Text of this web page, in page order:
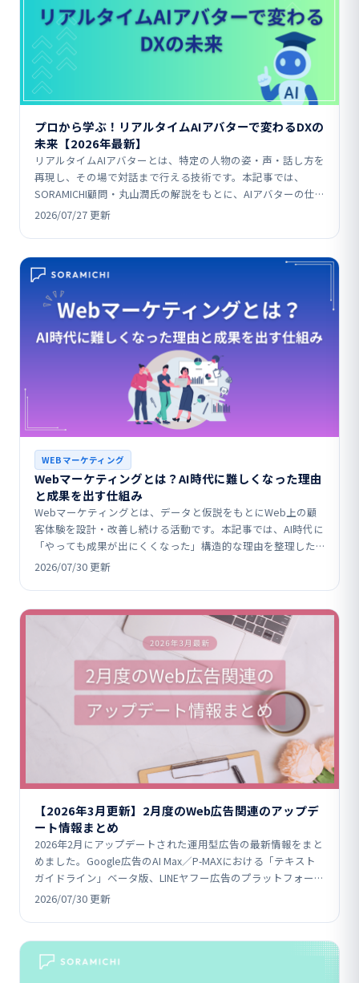
プロから学ぶ！リアルタイムAIアバターで変わるDXの
未来【2026年最新】
リアルタイムAIアバターとは、特定の人物の姿・声・話し方を
再現し、その場で対話まで行える技術です。本記事では、
SORAMICHI顧問・丸山潤氏の解説をもとに、AIアバターの仕
組みや、メディア・公共インフラ・企業研修などの…
2026/07/27 更新
WEBマーケティング
Webマーケティングとは？AI時代に難しくなった理由
と成果を出す仕組み
Webマーケティングとは、データと仮説をもとにWeb上の顧
客体験を設計・改善し続ける活動です。本記事では、AI時代に
「やっても成果が出にくくなった」構造的な理由を整理した
うえで、SEO・広告・SNSなど代表的施策の役割や…
2026/07/30 更新
【2026年3月更新】2月度のWeb広告関連のアップデ
ート情報まとめ
2026年2月にアップデートされた運用型広告の最新情報をまと
めました。Google広告のAI Max／P-MAXにおける「テキスト
ガイドライン」ベータ版、LINEヤフー広告のプラットフォーム
統合、Yahoo!広告のターゲ…
2026/07/30 更新